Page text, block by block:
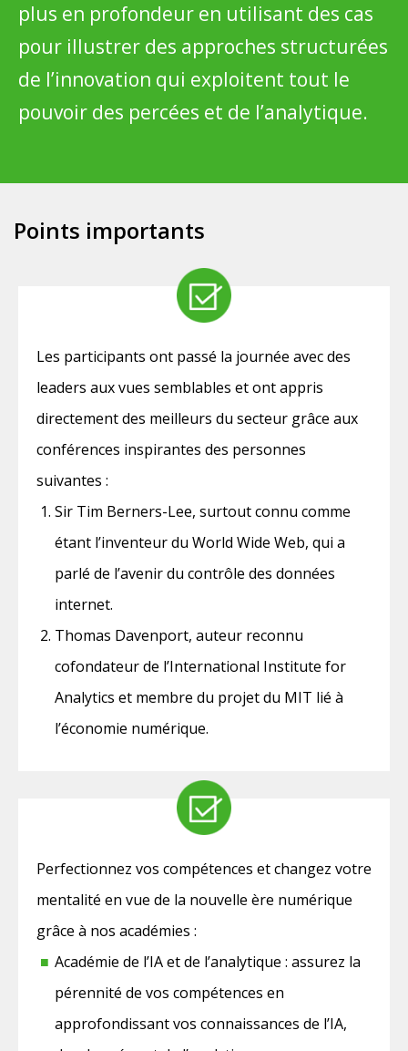
plus en profondeur en utilisant des cas
pour illustrer des approches structurées
de l’innovation qui exploitent tout le
pouvoir des percées et de l’analytique.
Points importants
Les participants ont passé la journée avec des
leaders aux vues semblables et ont appris
directement des meilleurs du secteur grâce aux
conférences inspirantes des personnes
suivantes :
Sir Tim Berners-Lee, surtout connu comme
étant l’inventeur du World Wide Web, qui a
parlé de l’avenir du contrôle des données
internet.
Thomas Davenport, auteur reconnu
cofondateur de l’International Institute for
Analytics et membre du projet du MIT lié à
l’économie numérique.
Perfectionnez vos compétences et changez votre
mentalité en vue de la nouvelle ère numérique
grâce à nos académies :
Académie de l’IA et de l’analytique : assurez la
pérennité de vos compétences en
approfondissant vos connaissances de l’IA,